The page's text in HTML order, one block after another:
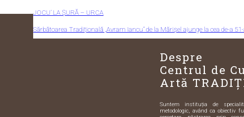
JOCU’ LA ȘURĂ – URCA
Sărbătoarea Tradițională „Avram Iancu” de la Mărișel ajunge la cea de-a
Despre
Centrul de
Artă
Suntem instituția de
metodologic, având ca obiectiv